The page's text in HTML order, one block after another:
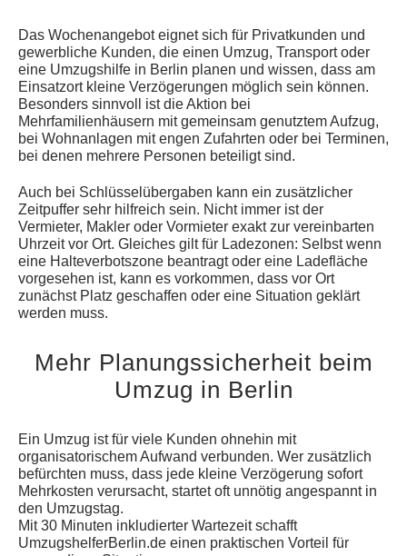
Das Wochenangebot eignet sich für Privatkunden und
gewerbliche Kunden, die einen Umzug, Transport oder
eine Umzugshilfe in Berlin planen und wissen, dass am
Einsatzort kleine Verzögerungen möglich sein können.
Besonders sinnvoll ist die Aktion bei
Mehrfamilienhäusern mit gemeinsam genutztem Aufzug,
bei Wohnanlagen mit engen Zufahrten oder bei Terminen,
bei denen mehrere Personen beteiligt sind.
Auch bei Schlüsselübergaben kann ein zusätzlicher
Zeitpuffer sehr hilfreich sein. Nicht immer ist der
Vermieter, Makler oder Vormieter exakt zur vereinbarten
Uhrzeit vor Ort. Gleiches gilt für Ladezonen: Selbst wenn
eine Halteverbotszone beantragt oder eine Ladefläche
vorgesehen ist, kann es vorkommen, dass vor Ort
zunächst Platz geschaffen oder eine Situation geklärt
werden muss.
Mehr Planungssicherheit beim
Umzug in Berlin
Ein Umzug ist für viele Kunden ohnehin mit
organisatorischem Aufwand verbunden. Wer zusätzlich
befürchten muss, dass jede kleine Verzögerung sofort
Mehrkosten verursacht, startet oft unnötig angespannt in
den Umzugstag.
Mit 30 Minuten inkludierter Wartezeit schafft
UmzugshelferBerlin.de einen praktischen Vorteil für